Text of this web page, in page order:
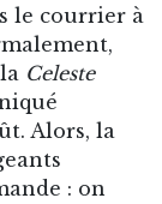
le courrier à
Celeste
Alors, la
: on